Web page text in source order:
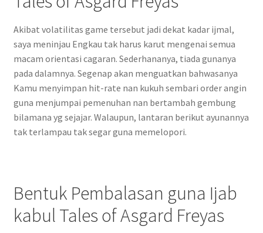
Akibat volatilitas game tersebut jadi dekat kadar ijmal,
saya meninjau Engkau tak harus karut mengenai semua
macam orientasi cagaran. Sederhananya, tiada gunanya
pada dalamnya. Segenap akan menguatkan bahwasanya
Kamu menyimpan hit-rate nan kukuh sembari order angin
guna menjumpai pemenuhan nan bertambah gembung
bilamana yg sejajar. Walaupun, lantaran berikut ayunannya
tak terlampau tak segar guna memelopori.
Bentuk Pembalasan guna Ijab
kabul Tales of Asgard Freyas